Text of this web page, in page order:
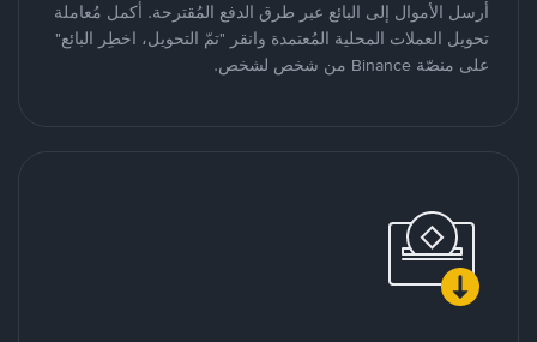
أرسل الأموال إلى البائع عبر طرق الدفع المُقترحة. أكمل مُعاملة
تحويل العملات المحلية المُعتمدة وانقر "تمّ التحويل، اخطِر البائع"
على منصّة Binance من شخص لشخص.